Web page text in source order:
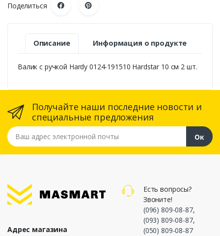
Поделиться
Описание Информация о продукте
Валик с ручкой Hardy 0124-191510 Hardstar 10 см 2 шт.
Получайте наши последние новости и
специальные предложения
Ваш адрес электронной почты
Ок
Адрес магазина
Есть вопросы?
Звоните!
(096) 809-08-87,
(093) 809-08-87,
(050) 809-08-87